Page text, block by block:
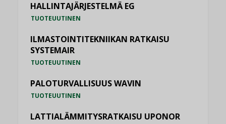
HALLINTAJÄRJESTELMÄ EG
TUOTEUUTINEN
ILMASTOINTITEKNIIKAN RATKAISU
SYSTEMAIR
TUOTEUUTINEN
PALOTURVALLISUUS WAVIN
TUOTEUUTINEN
LATTIALÄMMITYSRATKAISU UPONOR